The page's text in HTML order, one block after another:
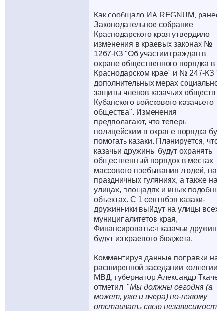
Как сообщало ИА REGNUM,
Законодательное собрание
Краснодарского края утвердило
изменения в краевых законах №
1267-КЗ "Об участии граждан в
охране общественного порядка в
Краснодарском крае" и № 247-КЗ
дополнительных мерах
защиты членов казачьих обществ
Кубанского войскового казачьего
общества". Изменения
предполагают, что теперь
полицейским в охране порядка
помогать казаки. Планируется,
казачьи дружины будут охранять
общественный порядок в местах
массового пребывания людей, на
праздничных гуляниях, а также на
улицах, площадях и иных
объектах. С 1 сентября казаки-
дружинники выйдут на улицы
муниципалитетов края,
Финансироваться казачьи
будут из краевого бюджета.
Комментируя данные поправки
расширенной заседании
МВД, губернатор Александр
отметил: "Мы должны сегодня (а
может, уже и вчера) по-новому
отстаивать свою